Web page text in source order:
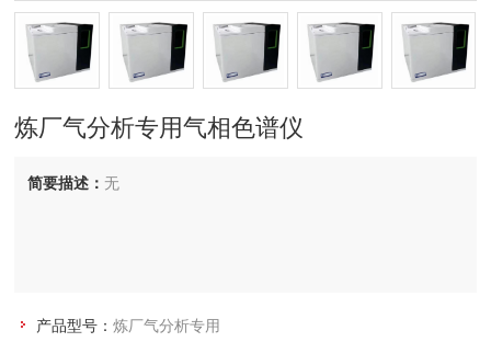
炼厂气分析专用气相色谱仪
简要描述：无
产品型号：炼厂气分析专用